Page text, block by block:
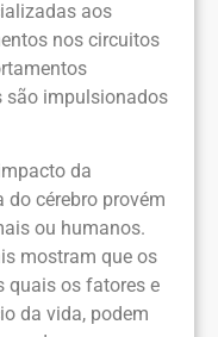
aos
nos circuitos
são impulsionados
da
cérebro provém
ou humanos.
mostram que os
quais os fatores e
da vida, podem